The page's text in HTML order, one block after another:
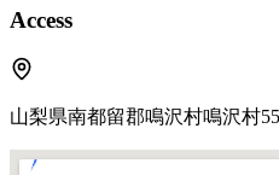
Access
山梨県南都留郡鳴沢村鳴沢村